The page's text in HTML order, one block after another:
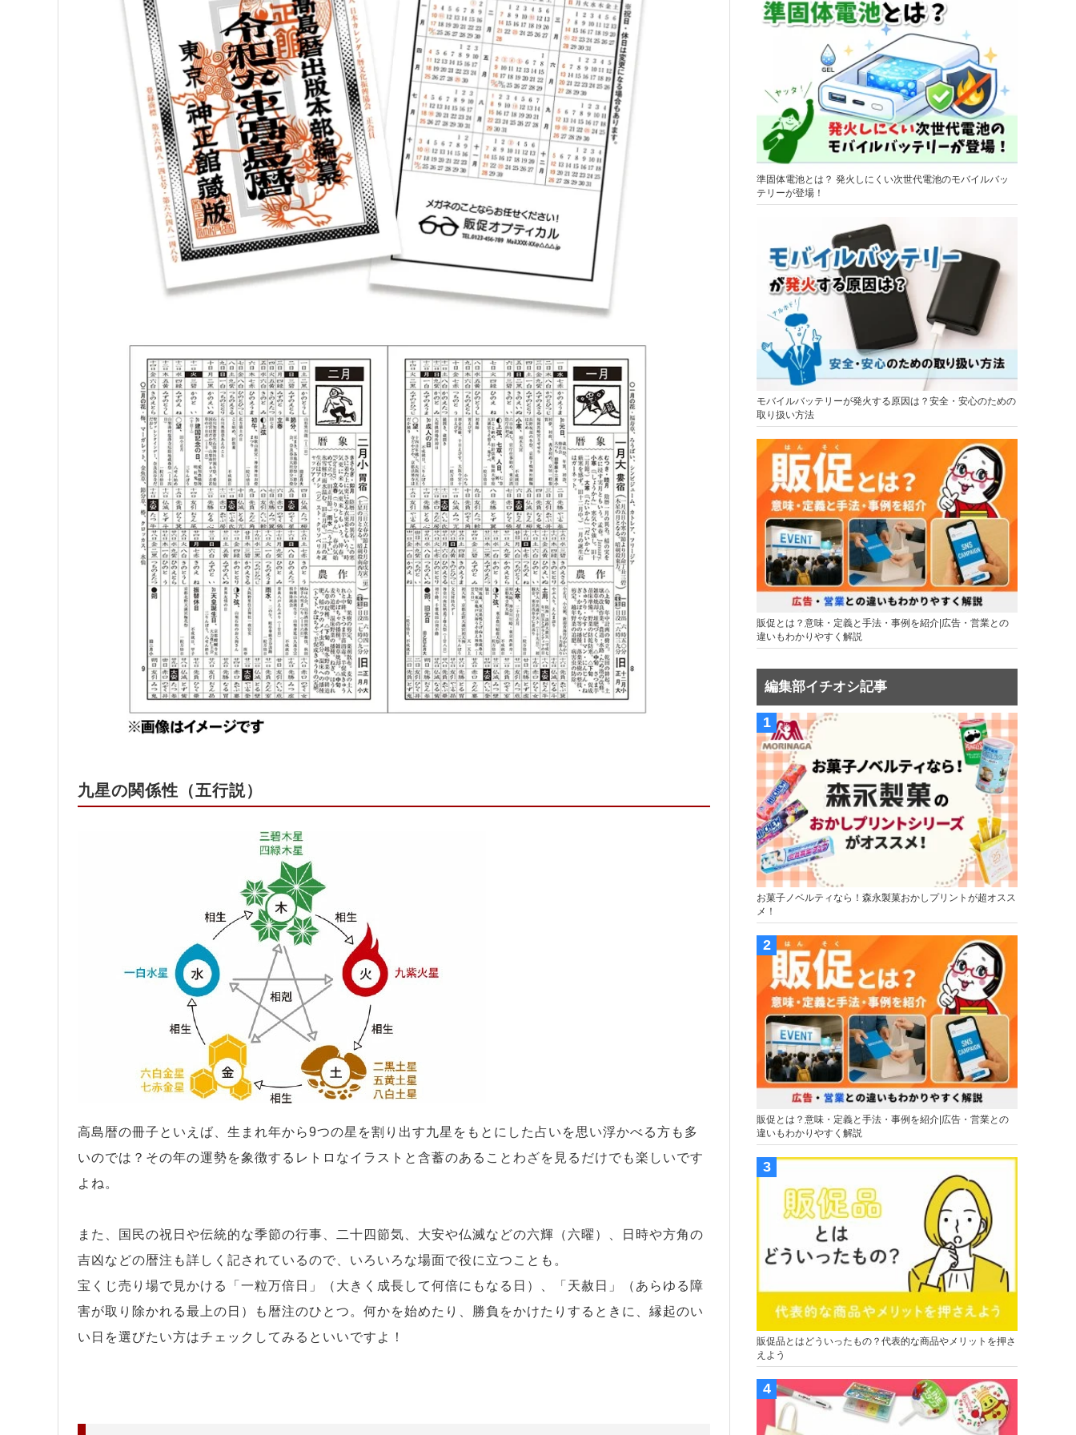
九星の関係性（五行説）
高島暦の冊子といえば、生まれ年から9つの星を割り出す九星をもとにした占いを思い浮かべる方も多
いのでは？その年の運勢を象徴するレトロなイラストと含蓄のあることわざを見るだけでも楽しいです
よね。
また、国民の祝日や伝統的な季節の行事、二十四節気、大安や仏滅などの六輝（六曜）、日時や方角の
吉凶などの暦注も詳しく記されているので、いろいろな場面で役に立つことも。
宝くじ売り場で見かける「一粒万倍日」（大きく成長して何倍にもなる日）、「天赦日」（あらゆる障
害が取り除かれる最上の日）も暦注のひとつ。何かを始めたり、勝負をかけたりするときに、縁起のい
い日を選びたい方はチェックしてみるといいですよ！
準固体電池とは？ 発火しにくい次世代電池のモバイルバッ
テリーが登場！
モバイルバッテリーが発火する原因は？安全・安心のための
取り扱い方法
販促とは？意味・定義と手法・事例を紹介|広告・営業との
違いもわかりやすく解説
編集部イチオシ記事
お菓子ノベルティなら！森永製菓おかしプリントが超オスス
メ！
販促とは？意味・定義と手法・事例を紹介|広告・営業との
違いもわかりやすく解説
販促品とはどういったもの？代表的な商品やメリットを押さ
えよう